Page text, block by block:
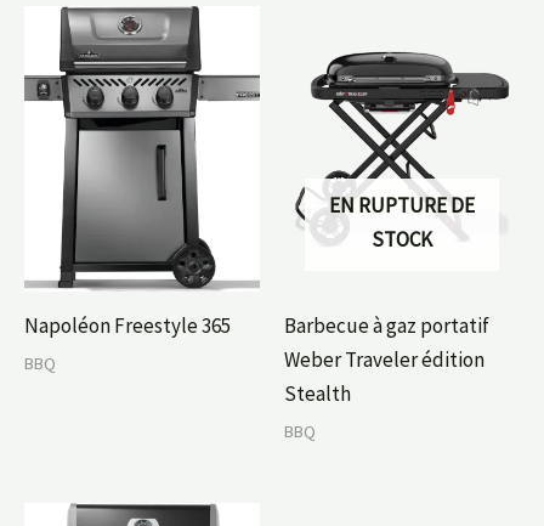
Napoléon Freestyle 365
BBQ
EN RUPTURE DE
STOCK
Barbecue à gaz portatif
Weber Traveler édition
Stealth
BBQ